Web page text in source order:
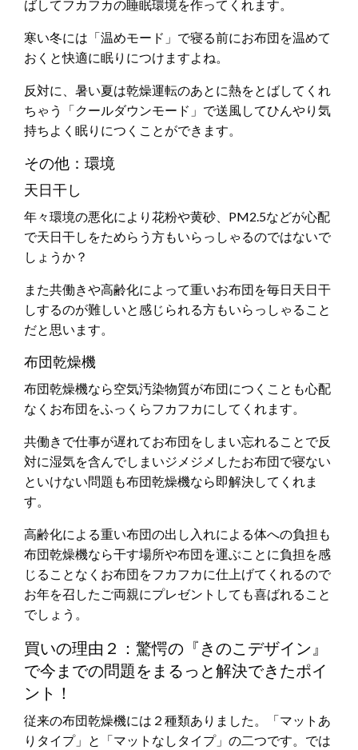
ばしてフカフカの睡眠環境を作ってくれます。
寒い冬には「温めモード」で寝る前にお布団を温めて
おくと快適に眠りにつけますよね。
反対に、暑い夏は乾燥運転のあとに熱をとばしてくれ
ちゃう「クールダウンモード」で送風してひんやり気
持ちよく眠りにつくことができます。
その他：環境
天日干し
年々環境の悪化により花粉や黄砂、PM2.5などが心配
で天日干しをためらう方もいらっしゃるのではないで
しょうか？
また共働きや高齢化によって重いお布団を毎日天日干
しするのが難しいと感じられる方もいらっしゃること
だと思います。
布団乾燥機
布団乾燥機なら空気汚染物質が布団につくことも心配
なくお布団をふっくらフカフカにしてくれます。
共働きで仕事が遅れてお布団をしまい忘れることで反
対に湿気を含んでしまいジメジメしたお布団で寝ない
といけない問題も布団乾燥機なら即解決してくれま
す。
高齢化による重い布団の出し入れによる体への負担も
布団乾燥機なら干す場所や布団を運ぶことに負担を感
じることなくお布団をフカフカに仕上げてくれるので
お年を召したご両親にプレゼントしても喜ばれること
でしょう。
買いの理由２：驚愕の『きのこデザイン』
で今までの問題をまるっと解決できたポイ
ント！
従来の布団乾燥機には２種類ありました。「マットあ
りタイプ」と「マットなしタイプ」の二つです。では